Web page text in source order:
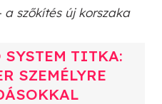
a szőkítés új korszaka
TITKA:
SZEMÉLYRE